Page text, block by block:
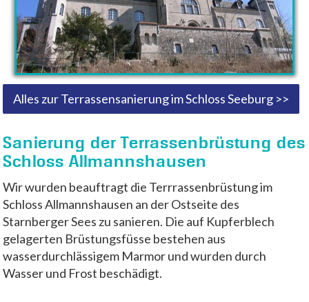
Alles zur Terrassensanierung im Schloss Seeburg >>
Sanierung der Terrassenbrüstung des
Schloss Allmannshausen
Wir wurden beauftragt die Terrrassenbrüstung im
Schloss Allmannshausen an der Ostseite des
Starnberger Sees zu sanieren. Die auf Kupferblech
gelagerten Brüstungsfüsse bestehen aus
wasserdurchlässigem Marmor und wurden durch
Wasser und Frost beschädigt.